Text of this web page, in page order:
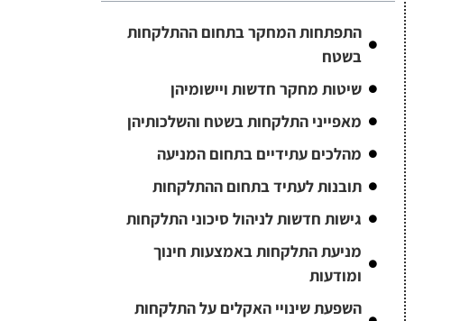
התפתחות המחקר בתחום ההתלקחות
בשטח
שיטות מחקר חדשות ויישומיהן
מאפייני התלקחות בשטח והשלכותיהן
מהלכים עתידיים בתחום המניעה
תובנות לעתיד בתחום ההתלקחות
גישות חדשות לניהול סיכוני התלקחות
מניעת התלקחות באמצעות חינוך
ומודעות
השפעת שינויי האקלים על התלקחות